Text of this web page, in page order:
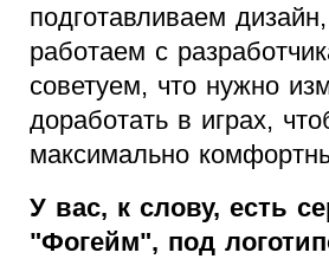
подготавливаем
работаем с
советуем, что нужно
доработать в играх,
максимально
У вас, к слову, есть
"Фогейм", под